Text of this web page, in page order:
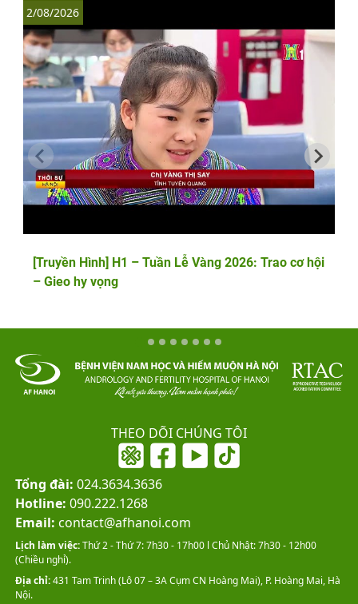
[Truyền Hình] H1 – Tuần Lễ Vàng 2026: Trao cơ hội
– Gieo hy vọng
2/08/2026
THEO DÕI CHÚNG TÔI
Tổng đài: 024.3634.3636
Hotline: 090.222.1268
Email: contact@afhanoi.com
Lịch làm việc:Thứ 2 - Thứ 7: 7h30 - 17h00 l Chủ Nhật: 7h30 - 12h00
(Chiều nghỉ).
Địa chỉ:431 Tam Trinh (Lô 07 – 3A Cụm CN Hoàng Mai), P. Hoàng Mai, Hà
Nội.